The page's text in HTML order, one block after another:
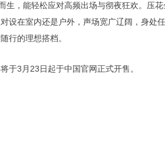
生，能轻松应对高频出场与彻夜狂欢。压
设在室内还是户外，声场宽广辽阔，身处
行的理想搭档。
于3 月 23 日起于中国官网正式开售。